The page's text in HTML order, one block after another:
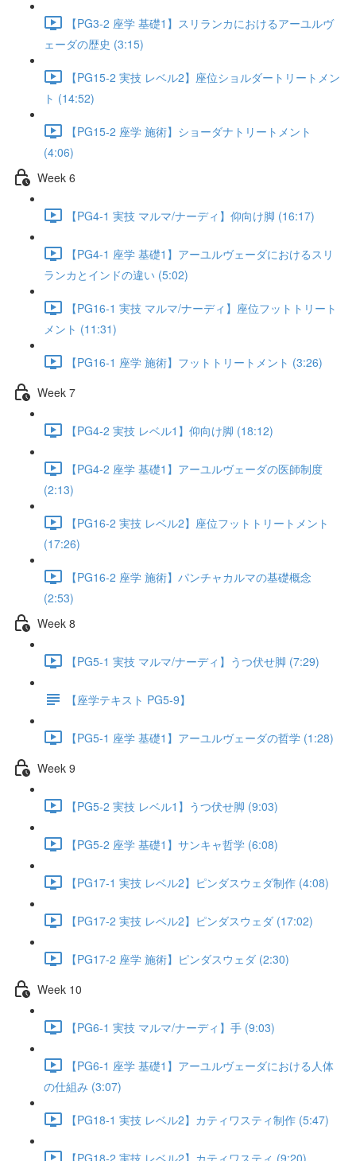
【PG3-2 座学 基礎1】スリランカにおけるアーユルヴ
ェーダの歴史 (3:15)
【PG15-2 実技 レベル2】座位ショルダートリートメン
ト (14:52)
【PG15-2 座学 施術】ショーダナトリートメント
(4:06)
Week 6
【PG4-1 実技 マルマ/ナーディ】仰向け脚 (16:17)
【PG4-1 座学 基礎1】アーユルヴェーダにおけるスリ
ランカとインドの違い (5:02)
【PG16-1 実技 マルマ/ナーディ】座位フットトリート
メント (11:31)
【PG16-1 座学 施術】フットトリートメント (3:26)
Week 7
【PG4-2 実技 レベル1】仰向け脚 (18:12)
【PG4-2 座学 基礎1】アーユルヴェーダの医師制度
(2:13)
【PG16-2 実技 レベル2】座位フットトリートメント
(17:26)
【PG16-2 座学 施術】パンチャカルマの基礎概念
(2:53)
Week 8
【PG5-1 実技 マルマ/ナーディ】うつ伏せ脚 (7:29)
【座学テキスト PG5-9】
【PG5-1 座学 基礎1】アーユルヴェーダの哲学 (1:28)
Week 9
【PG5-2 実技 レベル1】うつ伏せ脚 (9:03)
【PG5-2 座学 基礎1】サンキャ哲学 (6:08)
【PG17-1 実技 レベル2】ピンダスウェダ制作 (4:08)
【PG17-2 実技 レベル2】ピンダスウェダ (17:02)
【PG17-2 座学 施術】ピンダスウェダ (2:30)
Week 10
【PG6-1 実技 マルマ/ナーディ】手 (9:03)
【PG6-1 座学 基礎1】アーユルヴェーダにおける人体
の仕組み (3:07)
【PG18-1 実技 レベル2】カティワスティ制作 (5:47)
【PG18-2 実技 レベル2】カティワスティ (9:20)